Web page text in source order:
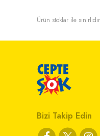
Ürün stoklar ile
Bizi Takip Edin